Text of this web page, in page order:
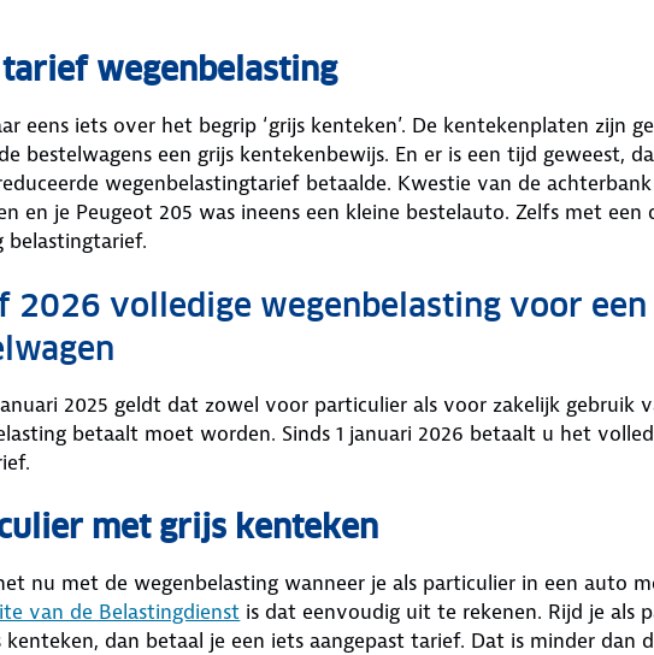
tarief wegenbelasting
eens iets over het begrip ‘grijs kenteken’. De kentekenplaten zijn
bestelwagens een grijs kentekenbewijs. En er is een tijd geweest,
wegenbelastingtarief betaalde. Kwestie van de
en je Peugeot 205 was ineens een kleine bestelauto. Zelfs met
belastingtarief.
2026 volledige wegenbelasting voor
2025 geldt dat zowel voor particulier als voor zakelijk gebruik
betaalt moet worden. Sinds 1 januari 2026 betaalt u het
met grijs kenteken
nu met de wegenbelasting wanneer je als particulier in een auto
van de Belastingdienst is dat eenvoudig uit te rekenen. Rijd je als
kenteken, dan betaal je een iets aangepast tarief. Dat is minder dan